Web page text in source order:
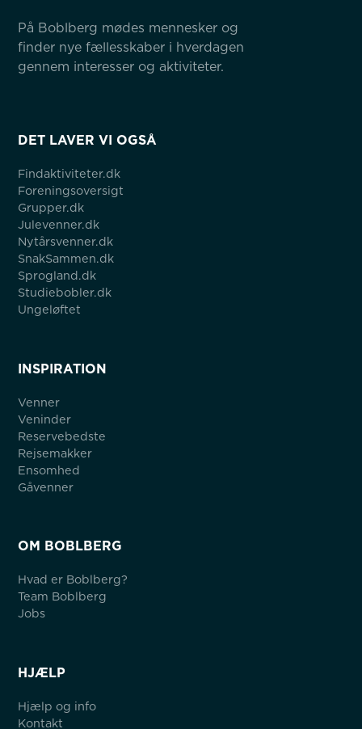
På Boblberg mødes mennesker og
finder nye fællesskaber i hverdagen
gennem interesser og aktiviteter.
DET LAVER VI OGSÅ
Findaktiviteter.dk
Foreningsoversigt
Grupper.dk
Julevenner.dk
Nytårsvenner.dk
SnakSammen.dk
Sprogland.dk
Studiebobler.dk
Ungeløftet
INSPIRATION
Venner
Veninder
Reservebedste
Rejsemakker
Ensomhed
Gåvenner
OM BOBLBERG
Hvad er Boblberg?
Team Boblberg
Jobs
HJÆLP
Hjælp og info
Kontakt